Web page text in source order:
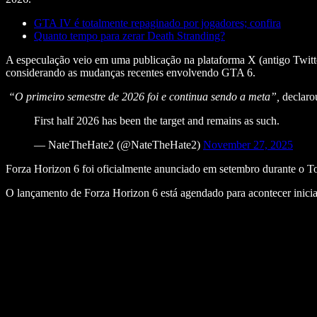
GTA IV é totalmente repaginado por jogadores; confira
Quanto tempo para zerar Death Stranding?
A especulação veio em uma publicação na plataforma X (antigo
considerando as mudanças recentes envolvendo GTA 6.
“O primeiro semestre de 2026 foi e continua sendo a meta”,
First half 2026 has been the target and remains as such.
— NateTheHate2 (@NateTheHate2) November 27, 2025
Forza Horizon 6 foi oficialmente anunciado em setembro durante o
O lançamento de Forza Horizon 6 está agendado para acontecer